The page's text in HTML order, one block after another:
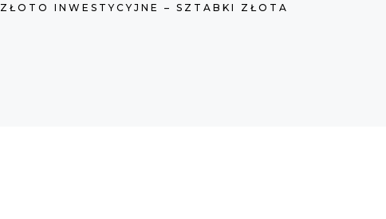
ZŁOTO INWESTYCYJNE – SZTABKI ZŁOTA